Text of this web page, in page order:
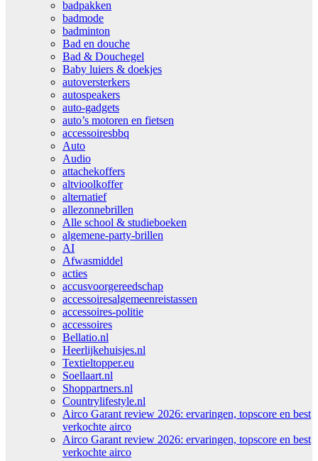
badpakken
badmode
badminton
Bad en douche
Bad & Douchegel
Baby luiers & doekjes
autoversterkers
autospeakers
auto-gadgets
auto’s motoren en fietsen
accessoiresbbq
Auto
Audio
attachekoffers
altvioolkoffer
alternatief
allezonnebrillen
Alle school & studieboeken
algemene-party-brillen
AI
Afwasmiddel
acties
accusvoorgereedschap
accessoiresalgemeenreistassen
accessoires-politie
accessoires
Bellatio.nl
Heerlijkehuisjes.nl
Textieltopper.eu
Soellaart.nl
Shoppartners.nl
Countrylifestyle.nl
Airco Garant review 2026: ervaringen, topscore en best
verkochte airco
Airco Garant review 2026: ervaringen, topscore en best
verkochte airco